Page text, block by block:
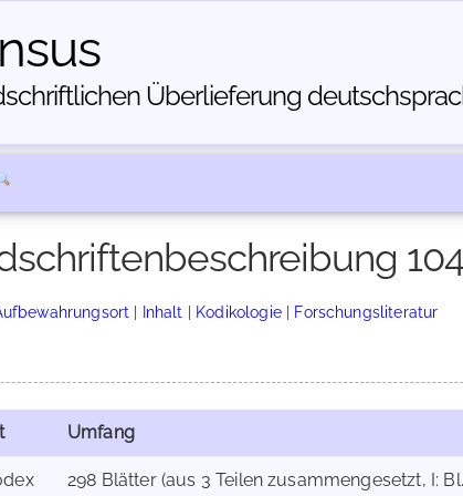
Über­lieferung
| Inhalt | Kodikologie| Forschungsliteratur
Umfang
298 Blätter (aus 3 Teilen zusammengesetzt, I: